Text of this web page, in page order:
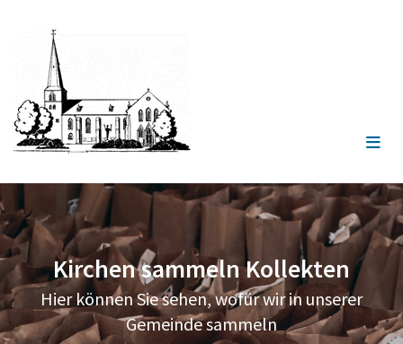
Kirchen sammeln Kollekten
Hier können Sie sehen, wofür wir in unserer
Gemeinde sammeln